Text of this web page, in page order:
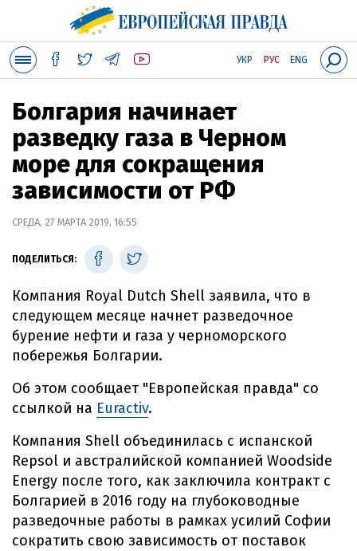
УКР РУС ENG
Болгария начинает
разведку газа в Черном
море для сокращения
зависимости от РФ
СРЕДА, 27 МАРТА 2019, 16:55
ПОДЕЛИТЬСЯ:
Компания Royal Dutch Shell заявила, что в
следующем месяце начнет разведочное
бурение нефти и газа у черноморского
побережья Болгарии.
Об этом сообщает "Европейская правда" со
ссылкой на Euractiv.
Компания Shell объединилась с испанской
Repsol и австралийской компанией Woodside
Energy после того, как заключила контракт с
Болгарией в 2016 году на глубоководные
разведочные работы в рамках усилий Софии
сократить свою зависимость от поставок